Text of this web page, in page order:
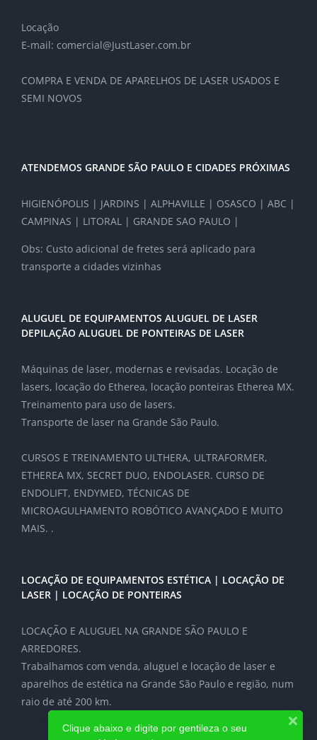
Locação
E-mail: comercial@JustLaser.com.br
COMPRA E VENDA DE APARELHOS DE LASER USADOS E
SEMI NOVOS
ATENDEMOS GRANDE SÃO PAULO E CIDADES PRÓXIMAS
HIGIENÓPOLIS | JARDINS | ALPHAVILLE | OSASCO | ABC |
CAMPINAS | LITORAL | GRANDE SAO PAULO |
Obs: Custo adicional de fretes será aplicado para
transporte a cidades vizinhas
ALUGUEL DE EQUIPAMENTOS ALUGUEL DE LASER
DEPILAÇÃO ALUGUEL DE PONTEIRAS DE LASER
Máquinas de laser, modernas e revisadas. Locação de
lasers, locação do Etherea, locação ponteiras Etherea MX.
Treinamento para uso de lasers.
Transporte de laser na Grande São Paulo.
CURSOS E TREINAMENTO ULTHERA, ULTRAFORMER,
ETHEREA MX, SECRET DUO, ENDOLASER. CURSO DE
ENDOLIFT, ENDYMED, TÉCNICAS DE
MICROAGULHAMENTO ROBÓTICO AVANÇADO E MUITO
MAIS. .
LOCAÇÃO DE EQUIPAMENTOS ESTÉTICA | LOCAÇÃO DE
LASER | LOCAÇÃO DE PONTEIRAS
LOCAÇÃO E ALUGUEL NA GRANDE SÃO PAULO E
ARREDORES.
Trabalhamos com venda, aluguel e locação de laser e
aparelhos de estética na Grande São Paulo e região, num
raio de até 200 km.
Clique abaixo e digite por gentileza o seu